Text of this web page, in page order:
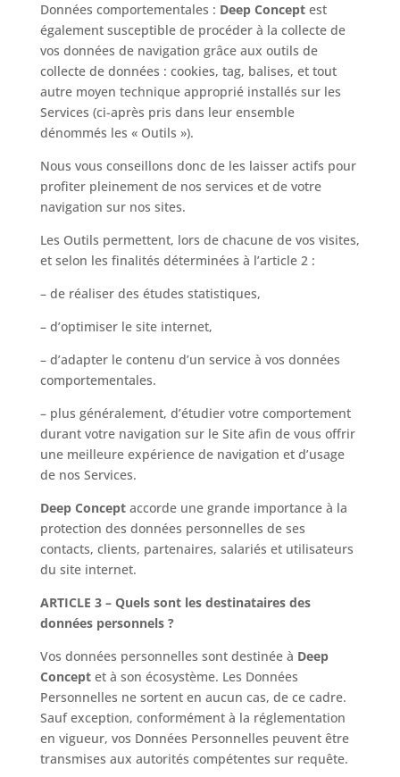
Données comportementales : Deep Concept est
également susceptible de procéder à la collecte de
vos données de navigation grâce aux outils de
collecte de données : cookies, tag, balises, et tout
autre moyen technique approprié installés sur les
Services (ci-après pris dans leur ensemble
dénommés les « Outils »).
Nous vous conseillons donc de les laisser actifs pour
profiter pleinement de nos services et de votre
navigation sur nos sites.
Les Outils permettent, lors de chacune de vos visites,
et selon les finalités déterminées à l’article 2 :
– de réaliser des études statistiques,
– d’optimiser le site internet,
– d’adapter le contenu d’un service à vos données
comportementales.
– plus généralement, d’étudier votre comportement
durant votre navigation sur le Site afin de vous offrir
une meilleure expérience de navigation et d’usage
de nos Services.
Deep Conceptaccorde une grande importance à la
protection des données personnelles de ses
contacts, clients, partenaires, salariés et utilisateurs
du site internet.
ARTICLE 3 – Quels sont les destinataires des
données personnels ?
Vos données personnelles sont destinée à Deep
Conceptet à son écosystème. Les Données
Personnelles ne sortent en aucun cas, de ce cadre.
Sauf exception, conformément à la réglementation
en vigueur, vos Données Personnelles peuvent être
transmises aux autorités compétentes sur requête.